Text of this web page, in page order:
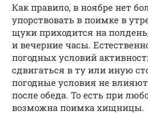
Как правило, в ноябре нет
упорствовать в поимке в
щуки приходится на
и вечерние часы.
погодных условий
сдвигаться в ту или иную
погодные условия не
после обеда. То есть при
возможна поимка хищницы.